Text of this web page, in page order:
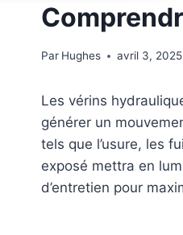
Par Hughes avril 3, 2025
Les vérins
générer un
tels que l’usure, les
exposé mettra en
d’entretien pour